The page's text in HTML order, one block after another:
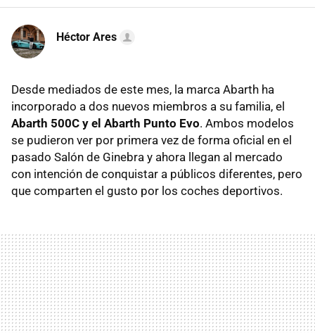
Héctor Ares
Desde mediados de este mes, la marca Abarth ha
incorporado a dos nuevos miembros a su familia, el
Abarth 500C y el Abarth Punto Evo. Ambos modelos
se pudieron ver por primera vez de forma oficial en el
pasado Salón de Ginebra y ahora llegan al mercado
con intención de conquistar a públicos diferentes, pero
que comparten el gusto por los coches deportivos.